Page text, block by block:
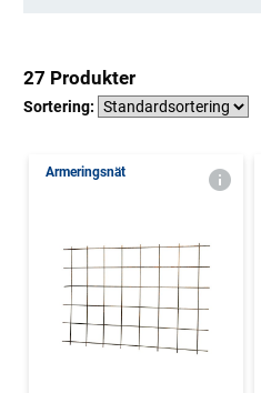
27 Produkter
Sortering:
Armeringsnät